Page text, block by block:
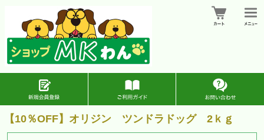
【10％OFF】オリジン ツンドラドッグ 2ｋｇ